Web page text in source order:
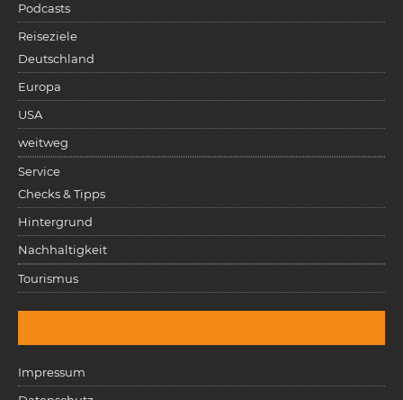
Podcasts
Reiseziele
Deutschland
Europa
USA
weitweg
Service
Checks & Tipps
Hintergrund
Nachhaltigkeit
Tourismus
Impressum